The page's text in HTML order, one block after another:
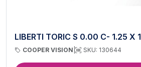
LIBERTI TORIC S 0.00 C- 1.25 X
COOPER VISION SKU: 130644